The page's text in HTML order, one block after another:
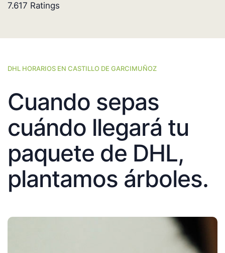
7.617 Ratings
DHL HORARIOS EN CASTILLO DE GARCIMUÑOZ
Cuando sepas
cuándo llegará tu
paquete de DHL,
plantamos árboles.